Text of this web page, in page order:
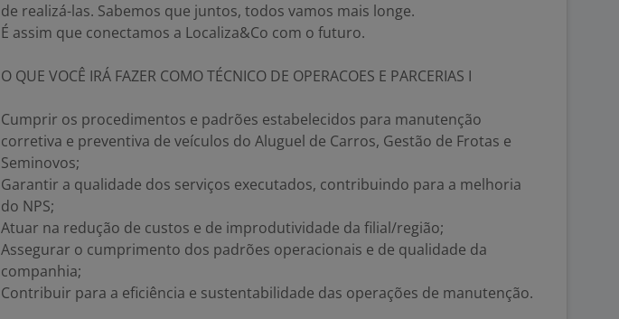
de realizá-las. Sabemos que juntos, todos vamos mais longe.
É assim que conectamos a Localiza&Co com o futuro.
O QUE VOCÊ IRÁ FAZER COMO TÉCNICO DE OPERACOES E PARCERIAS I
Cumprir os procedimentos e padrões estabelecidos para manutenção
corretiva e preventiva de veículos do Aluguel de Carros, Gestão de Frotas e
Seminovos;
Garantir a qualidade dos serviços executados, contribuindo para a melhoria
do NPS;
Atuar na redução de custos e de improdutividade da filial/região;
Assegurar o cumprimento dos padrões operacionais e de qualidade da
companhia;
Contribuir para a eficiência e sustentabilidade das operações de manutenção.